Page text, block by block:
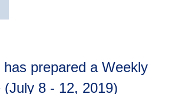
(July 8 - 12, 2019)